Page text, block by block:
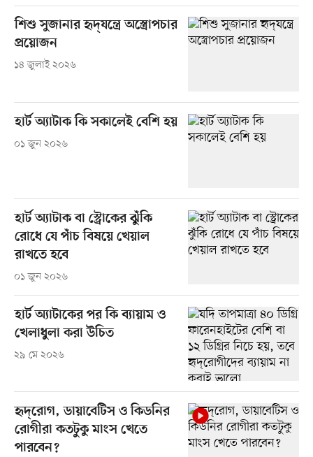
শিশু সুজানার হৃদ্‌যন্ত্রে অস্ত্রোপচার
প্রয়োজন
১৪ জুলাই ২০২৬
হার্ট অ্যাটাক কি সকালেই বেশি হয়
০১ জুন ২০২৬
হার্ট অ্যাটাক বা স্ট্রোকের ঝুঁকি
রোধে যে পাঁচ বিষয়ে খেয়াল
রাখতে হবে
০১ জুন ২০২৬
হার্ট অ্যাটাকের পর কি ব্যায়াম ও
খেলাধুলা করা উচিত
২৯ মে ২০২৬
হৃদ্‌রোগ, ডায়াবেটিস ও কিডনির
রোগীরা কতটুকু মাংস খেতে
পারবেন?